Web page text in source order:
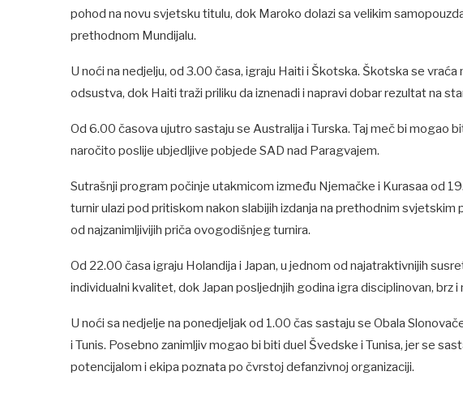
pohod na novu svjetsku titulu, dok Maroko dolazi sa velikim
prethodnom Mundijalu.
U noći na nedjelju, od 3.00 časa, igraju Haiti i Škotska. Škotska se
odsustva, dok Haiti traži priliku da iznenadi i napravi dobar rezultat na
Od 6.00 časova ujutro sastaju se Australija i Turska. Taj meč bi mogao
naročito poslije ubjedljive pobjede SAD nad Paragvajem.
Sutrašnji program počinje utakmicom između Njemačke i Kurasaa od
turnir ulazi pod pritiskom nakon slabijih izdanja na prethodnim svjetskim
od najzanimljivijih priča ovogodišnjeg turnira.
Od 22.00 časa igraju Holandija i Japan, u jednom od najatraktivnijih
individualni kvalitet, dok Japan posljednjih godina igra disciplinovan, brz i
U noći sa nedjelje na ponedjeljak od 1.00 čas sastaju se Obala
i Tunis. Posebno zanimljiv mogao bi biti duel Švedske i Tunisa, jer se
potencijalom i ekipa poznata po čvrstoj defanzivnoj organizaciji.